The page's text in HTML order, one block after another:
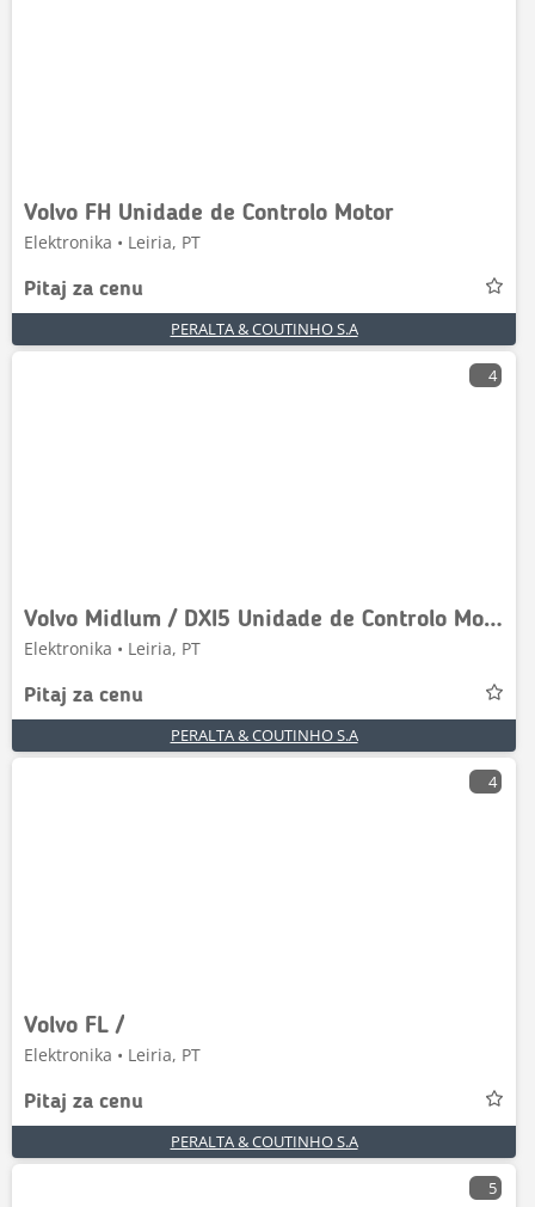
Volvo FH Unidade de Controlo Motor
Elektronika • Leiria, PT
Pitaj za cenu
PERALTA & COUTINHO S.A
4
Volvo Midlum / DXI5 Unidade de Controlo Motor
Elektronika • Leiria, PT
Pitaj za cenu
PERALTA & COUTINHO S.A
4
Volvo FL /
Elektronika • Leiria, PT
Pitaj za cenu
PERALTA & COUTINHO S.A
5